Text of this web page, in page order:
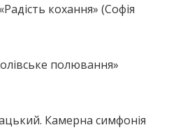
кохання» (Софія
полювання»
Камерна симфонія